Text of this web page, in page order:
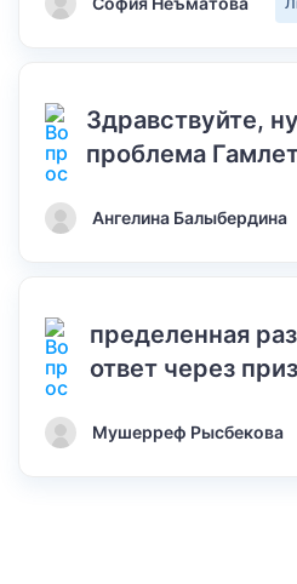
Здравствуйте,
проблема
Ангелина Балыбердина
пределенная
ответ через
Мушерреф Рысбекова